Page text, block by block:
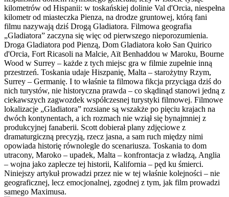
kilometrów od Hispanii: w toskańskiej dolinie Val d'Orcia, niespełna
kilometr od miasteczka Pienza, na drodze gruntowej, którą fani
filmu nazywają dziś Drogą Gladiatora. Filmowa geografia
„Gladiatora” zaczyna się więc od pierwszego nieporozumienia.
Droga Gladiatora pod Pienzą, Dom Gladiatora koło San Quirico
d'Orcia, Fort Ricasoli na Malcie, Aït Benhaddou w Maroku, Bourne
Wood w Surrey – każde z tych miejsc gra w filmie zupełnie inną
przestrzeń. Toskania udaje Hiszpanię, Malta – starożytny Rzym,
Surrey – Germanię. I to właśnie ta filmowa fikcja przyciąga dziś do
nich turystów, nie historyczna prawda – co skądinąd stanowi jedną z
ciekawszych zagwozdek współczesnej turystyki filmowej. Filmowe
lokalizacje „Gladiatora” rozsiane są wszakże po pięciu krajach na
dwóch kontynentach, a ich rozmach nie wziął się bynajmniej z
produkcyjnej fanaberii. Scott dobierał plany zdjęciowe z
dramaturgiczną precyzją, rzecz jasna, a sam ruch między nimi
opowiada historię równolegle do scenariusza. Toskania to dom
utracony, Maroko – upadek, Malta – konfrontacja z władzą, Anglia
– wojna jako zaplecze tej historii, Kalifornia – pęd ku śmierci.
Niniejszy artykuł prowadzi przez nie w tej właśnie kolejności – nie
geograficznej, lecz emocjonalnej, zgodnej z tym, jak film prowadzi
samego Maximusa.